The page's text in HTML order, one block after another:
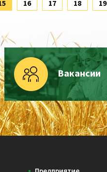
16 17 18 19
Вакансии